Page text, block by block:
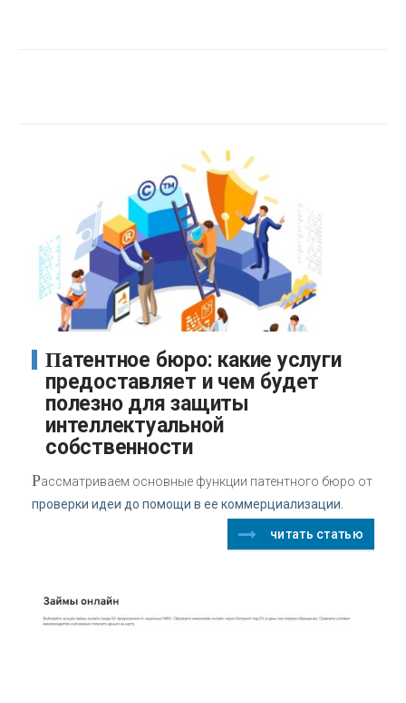
Патентное бюро: какие услуги
предоставляет и чем будет
полезно для защиты
интеллектуальной
собственности
Рассматриваем основные функции патентного бюро от
проверки идеи до помощи в ее коммерциализации.
читать статью